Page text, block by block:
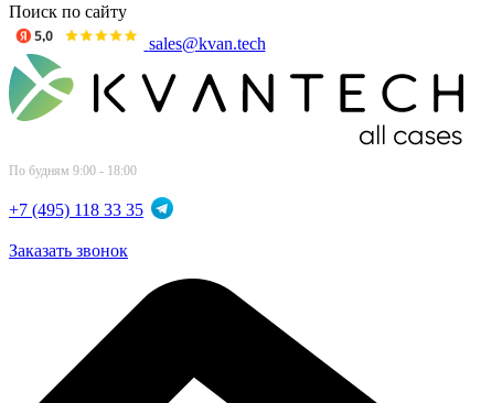
Поиск по сайту
sales@kvan.tech
По будням 9:00 - 18:00
+7 (495) 118 33 35
Заказать звонок